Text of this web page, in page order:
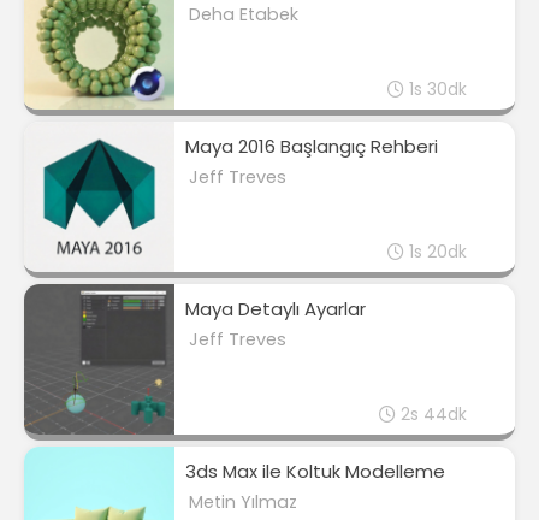
Deha Etabek
1s 30dk
Maya 2016 Başlangıç Rehberi
Jeff Treves
1s 20dk
Maya Detaylı Ayarlar
Jeff Treves
2s 44dk
3ds Max ile Koltuk Modelleme
Metin Yılmaz